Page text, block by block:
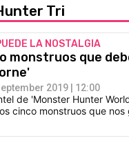
Tri
LA NOSTALGIA
monstruos que
2019 | 12:00
de 'Monster Hunter
cinco monstruos que